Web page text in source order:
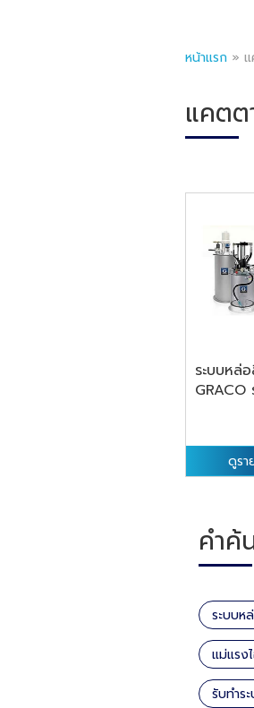
หน้าแรก »
แคต
ระบบหล่
GRACO
ดูรา
คำค้
ระบบห
แม่แรง
รับทำร